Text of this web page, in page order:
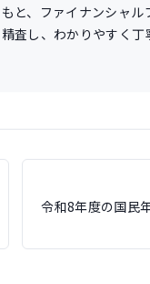
と、ファイナンシャ
査し、わかりやすく
令和8年度の国民